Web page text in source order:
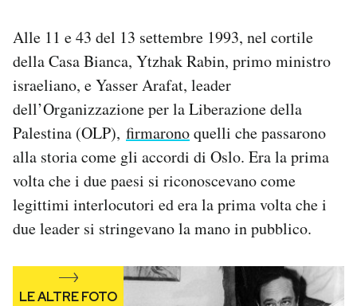
I MIEI PREFERITI
CALENDARIO
AREA PERSONALE
Area Personale
Notifiche mobile
Regala il Post
Alle 11 e 43 del 13 settembre 1993, nel cortile
della Casa Bianca, Ytzhak Rabin, primo ministro
israeliano, e Yasser Arafat, leader
dell’Organizzazione per la Liberazione della
Palestina (OLP), firmaronoquelli che passarono
alla storia come gli accordi di Oslo. Era la prima
volta che i due paesi si riconoscevano come
legittimi interlocutori ed era la prima volta che i
due leader si stringevano la mano in pubblico.